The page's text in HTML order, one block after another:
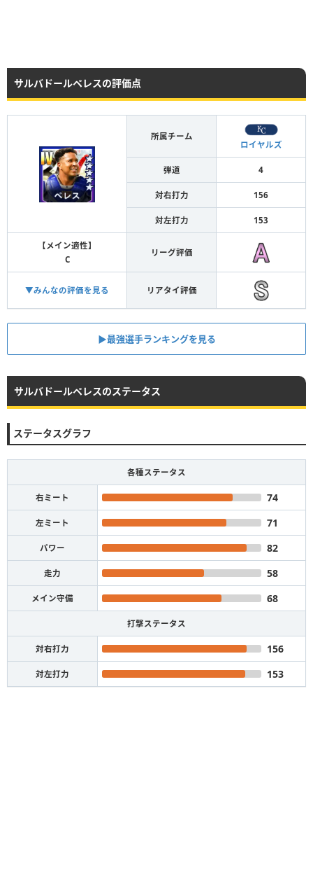
サルバドールペレスの評価点
所属チーム
ロイヤルズ
弾道 4
対右打力 156
対左打力 153
【メイン適性】
C
リーグ評価
▼みんなの評価を見る リアタイ評価
▶︎最強選手ランキングを見る
サルバドールペレスのステータス
ステータスグラフ
各種ステータス
右ミート 74
左ミート 71
パワー 82
走力 58
メイン守備 68
打撃ステータス
対右打力 156
対左打力 153